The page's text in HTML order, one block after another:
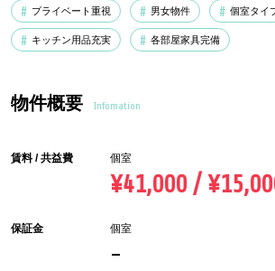
プライベート重視 男女物件 個室タイ
キッチン用品充実 各部屋家具完備
物件概要 Infomation
賃料 / 共益費 個室
¥41,000 /
保証金 個室
-